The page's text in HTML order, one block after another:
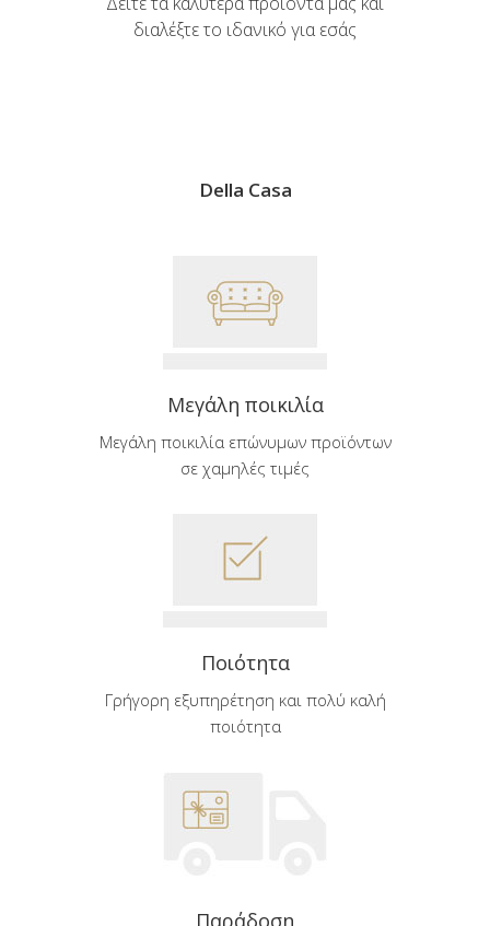
διαλέξτε το ιδανικό για εσάς
Della Casa
Μεγάλη ποικιλία
Μεγάλη ποικιλία επώνυμων προϊόντων
σε χαμηλές τιμές
Ποιότητα
Γρήγορη εξυπηρέτηση και πολύ καλή
ποιότητα
Παράδοση